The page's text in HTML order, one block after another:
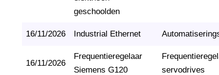
geschoolden
16/11/2026 Industrial Ethernet
16/11/2026
Frequentieregelaar
Siemens G120
servodrives